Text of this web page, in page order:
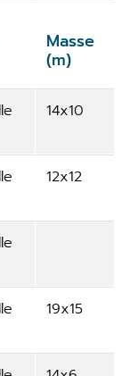
Masse
(m)
14x10
12x12
19x15